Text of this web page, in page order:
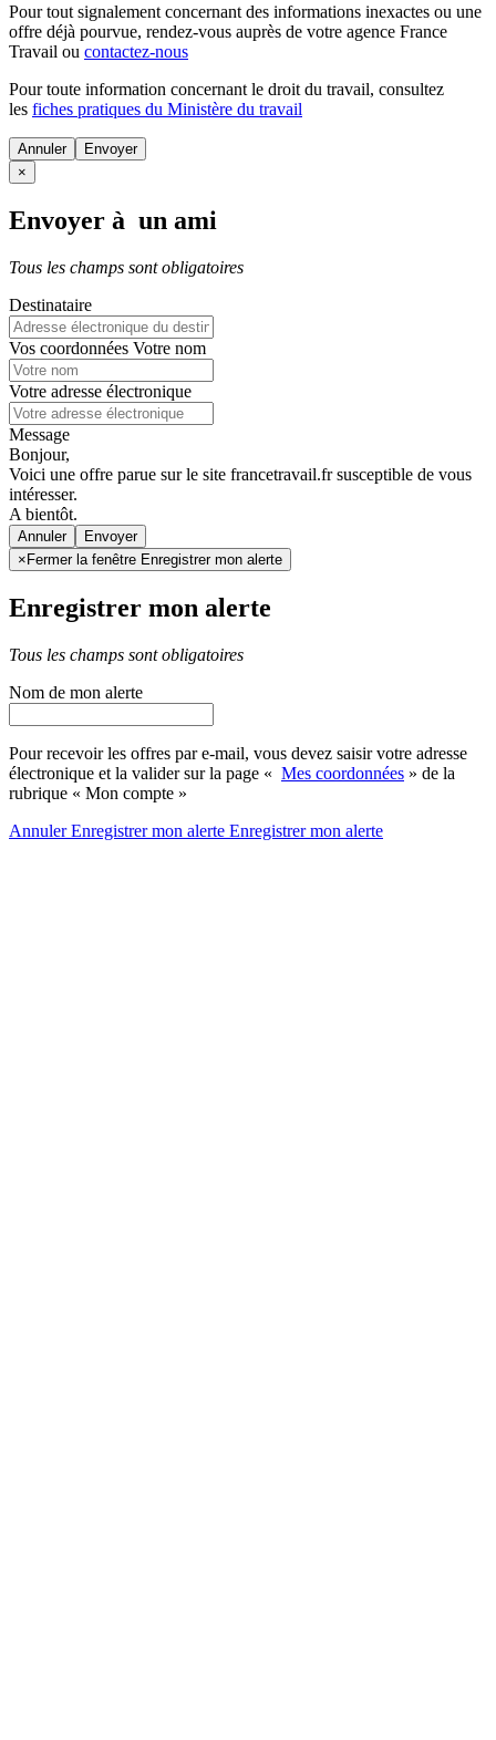
Pour tout signalement concernant des informations inexactes ou une
offre déjà pourvue, rendez-vous auprès de votre agence France
Travail ou contactez-nous
Pour toute information concernant le droit du travail, consultez
les fiches pratiques du Ministère du travail
Annuler
×
Envoyer à un ami
Tous les champs sont obligatoires
Destinataire
Vos coordonnées Votre nom
Votre adresse électronique
Message
Bonjour,
Voici une offre parue sur le site francetravail.fr susceptible de vous
intéresser.
A bientôt.
Annuler
× Fermer la fenêtre Enregistrer mon alerte
Enregistrer mon alerte
Tous les champs sont obligatoires
Nom de mon alerte
Pour recevoir les offres par e-mail, vous devez saisir votre adresse
électronique et la valider sur la page « Mes coordonnées » de la
rubrique « Mon compte »
AnnulerEnregistrer mon alerte Enregistrermon alerte